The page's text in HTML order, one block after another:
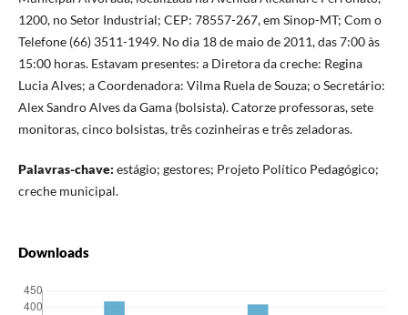
1200, no Setor Industrial; CEP: 78557-267, em Sinop-MT; Com o
Telefone (66) 3511-1949. No dia 18 de maio de 2011, das 7:00 às
15:00 horas. Estavam presentes: a Diretora da creche: Regina
Lucia Alves; a Coordenadora: Vilma Ruela de Souza; o Secretário:
Alex Sandro Alves da Gama (bolsista). Catorze professoras, sete
monitoras, cinco bolsistas, três cozinheiras e três zeladoras.
Palavras-chave: estágio; gestores; Projeto Político Pedagógico;
creche municipal.
Downloads